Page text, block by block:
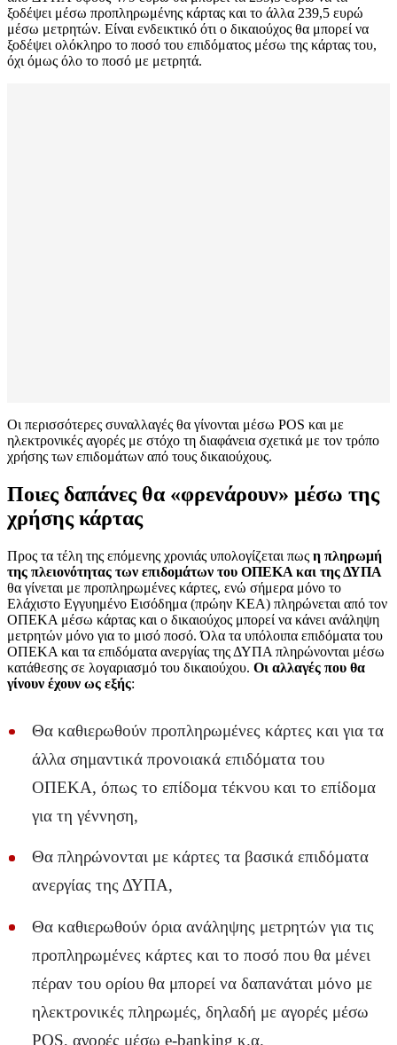
ξοδέψει μέσω προπληρωμένης κάρτας και το άλλα 239,5 ευρώ
μέσω μετρητών. Είναι ενδεικτικό ότι ο δικαιούχος θα μπορεί να
ξοδέψει ολόκληρο το ποσό του επιδόματος μέσω της κάρτας του,
όχι όμως όλο το ποσό με μετρητά.
Οι περισσότερες συναλλαγές θα γίνονται μέσω POS και με
ηλεκτρονικές αγορές με στόχο τη διαφάνεια σχετικά με τον τρόπο
χρήσης των επιδομάτων από τους δικαιούχους.
Ποιες δαπάνες θα «φρενάρουν» μέσω της
χρήσης κάρτας
Προς τα τέλη της επόμενης χρονιάς υπολογίζεται πως η πληρωμή
της πλειονότητας των επιδομάτων του ΟΠΕΚΑ και της ΔΥΠΑ
θα γίνεται με προπληρωμένες κάρτες, ενώ σήμερα μόνο το
Ελάχιστο Εγγυημένο Εισόδημα (πρώην ΚΕΑ) πληρώνεται από τον
ΟΠΕΚΑ μέσω κάρτας και ο δικαιούχος μπορεί να κάνει ανάληψη
μετρητών μόνο για το μισό ποσό. Όλα τα υπόλοιπα επιδόματα του
ΟΠΕΚΑ και τα επιδόματα ανεργίας της ΔΥΠΑ πληρώνονται μέσω
κατάθεσης σε λογαριασμό του δικαιούχου. Οι αλλαγές που θα
γίνουν έχουν ως εξής:
Θα καθιερωθούν προπληρωμένες κάρτες και για τα
άλλα σημαντικά προνοιακά επιδόματα του
ΟΠΕΚΑ, όπως το επίδομα τέκνου και το επίδομα
για τη γέννηση,
Θα πληρώνονται με κάρτες τα βασικά επιδόματα
ανεργίας της ΔΥΠΑ,
Θα καθιερωθούν όρια ανάληψης μετρητών για τις
προπληρωμένες κάρτες και το ποσό που θα μένει
πέραν του ορίου θα μπορεί να δαπανάται μόνο με
ηλεκτρονικές πληρωμές, δηλαδή με αγορές μέσω
POS, αγορές μέσω e-banking κ.α.